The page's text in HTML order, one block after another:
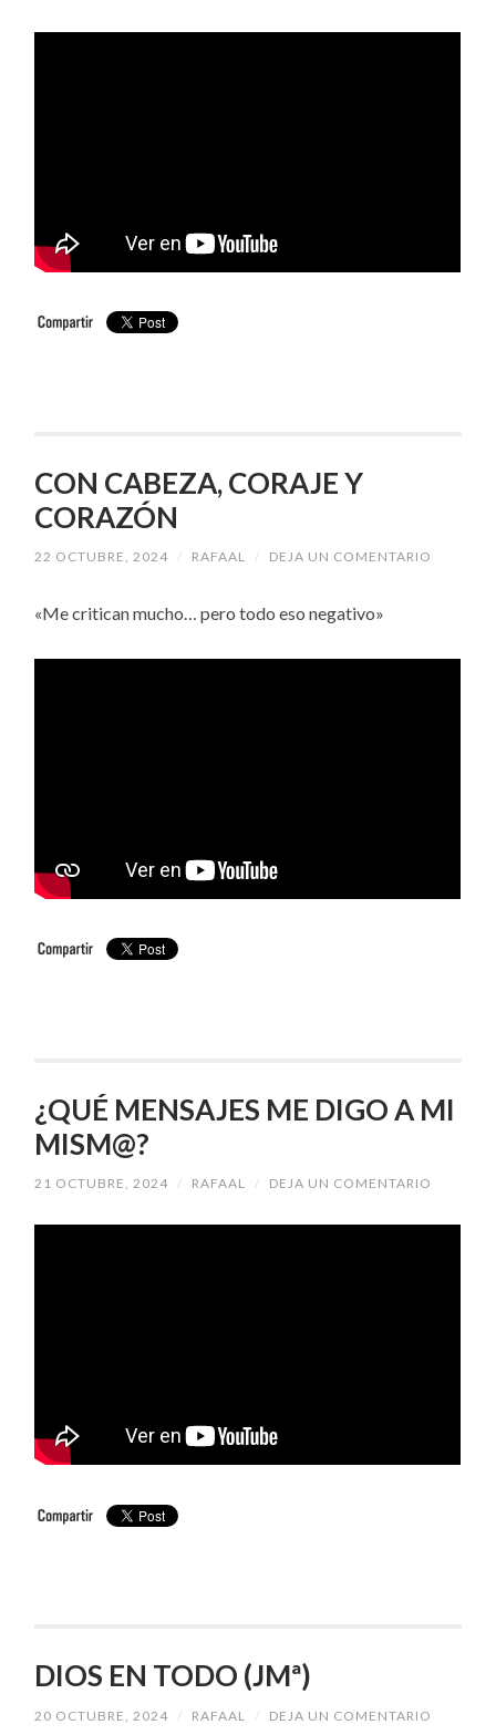
CON CABEZA, CORAJE Y
CORAZÓN
22 OCTUBRE, 2024 / RAFAAL / DEJA UN COMENTARIO
«Me critican mucho… pero todo eso negativo»
¿QUÉ MENSAJES ME DIGO A MI
MISM@?
21 OCTUBRE, 2024 / RAFAAL / DEJA UN COMENTARIO
DIOS EN TODO (JMª)
20 OCTUBRE, 2024 / RAFAAL / DEJA UN COMENTARIO